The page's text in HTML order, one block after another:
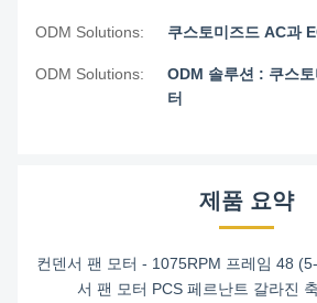
ODM Solutions: 쿠스토미즈드 AC과
ODM Solutions:
ODM 솔루션 : 쿠스
터
제품 요약
컨덴서 팬 모터 - 1075RPM 프레임 48
서 팬 모터 PCS 페르난트 갈라진